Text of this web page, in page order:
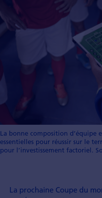
La bonne composition d’équipe
essentielles pour réussir sur le
pour l’investissement factoriel.
La prochaine Coupe du